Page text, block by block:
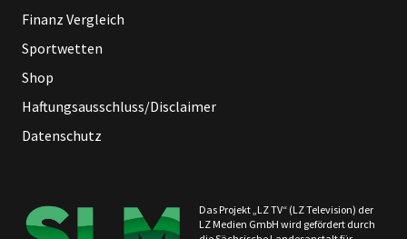
Finanz Vergleich
Sportwetten
Shop
Haftungsausschluss/Disclaimer
Datenschutz
Das Projekt „LZ TV“ (LZ Television) der
LZ Medien GmbH wird gefördert durch